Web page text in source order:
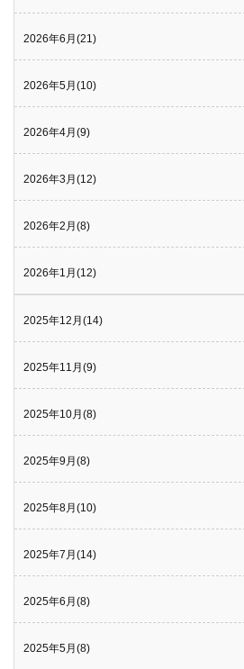
2026年6月(21)
2026年5月(10)
2026年4月(9)
2026年3月(12)
2026年2月(8)
2026年1月(12)
2025年12月(14)
2025年11月(9)
2025年10月(8)
2025年9月(8)
2025年8月(10)
2025年7月(14)
2025年6月(8)
2025年5月(8)